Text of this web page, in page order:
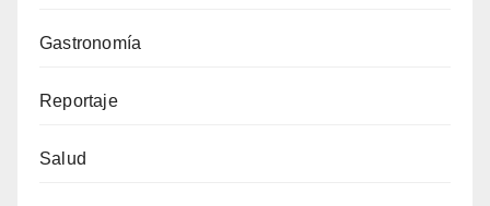
Gastronomía
Reportaje
Salud